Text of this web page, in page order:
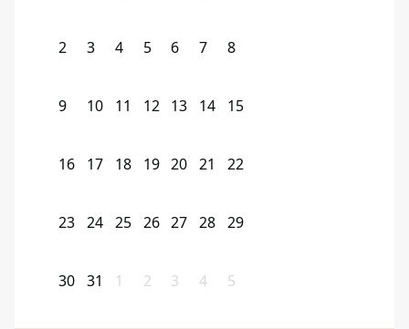
2 3 4 5 6 7 8
9 10 11 12 13 14 15
16 17 18 19 20 21 22
23 24 25 26 27 28 29
30 31 1 2 3 4 5